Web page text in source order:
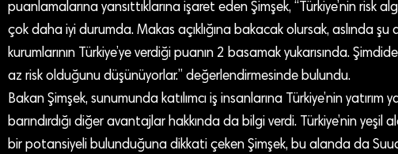
puanlamalarına yansıttıklarına işaret eden Şimşek, “Türkiye’nin risk
çok daha iyi durumda. Makas açıklığına bakacak olursak, aslında
kurumlarının Türkiye’ye verdiği puanın 2 basamak yukarısında.
az risk olduğunu düşünüyorlar.” değerlendirmesinde bulundu.
Bakan Şimşek, sunumunda katılımcı iş insanlarına Türkiye’nin yatırım
barındırdığı diğer avantajlar hakkında da bilgi verdi. Türkiye’nin yeşil
bir potansiyeli bulunduğuna dikkati çeken Şimşek, bu alanda da